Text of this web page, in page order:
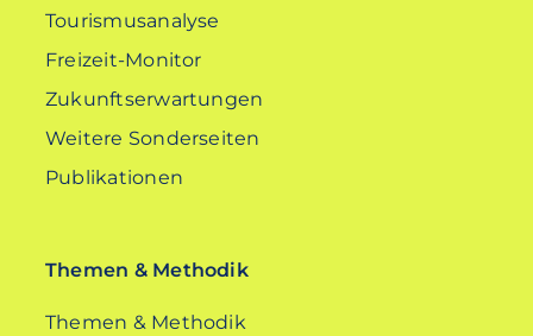
Tourismusanalyse
Freizeit-Monitor
Zukunftserwartungen
Weitere Sonderseiten
Publikationen
Themen & Methodik
Themen & Methodik